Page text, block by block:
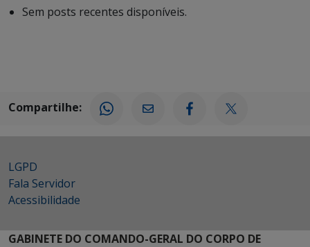
Sem posts recentes disponíveis.
Compartilhe:
LGPD
Fala Servidor
Acessibilidade
GABINETE DO COMANDO-GERAL DO CORPO DE